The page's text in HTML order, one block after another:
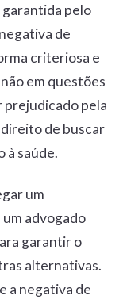
pelo
de
criteriosa e
em questões
prejudicado pela
de buscar
à saúde.
um
advogado
garantir o
alternativas.
a negativa de